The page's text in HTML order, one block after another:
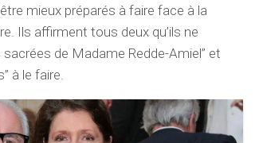
mieux préparés à faire face à la
Ils affirment tous deux qu’ils ne
de Madame Redde-Amiel” et
à le faire.